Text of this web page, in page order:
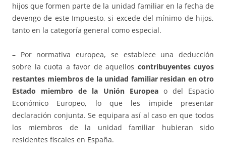
hijos que formen parte de la unidad familiar en la fecha de
devengo de este Impuesto, si excede del mínimo de hijos,
tanto en la categoría general como especial.
– Por normativa europea, se establece una deducción
sobre la cuota a favor de aquellos contribuyentes cuyos
restantes miembros de la unidad familiar residan en otro
Estado miembro de la Unión Europeao del Espacio
Económico Europeo, lo que les impide presentar
declaración conjunta. Se equipara así al caso en que todos
los miembros de la unidad familiar hubieran sido
residentes fiscales en España.